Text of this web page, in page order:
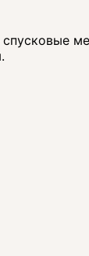
спусковые